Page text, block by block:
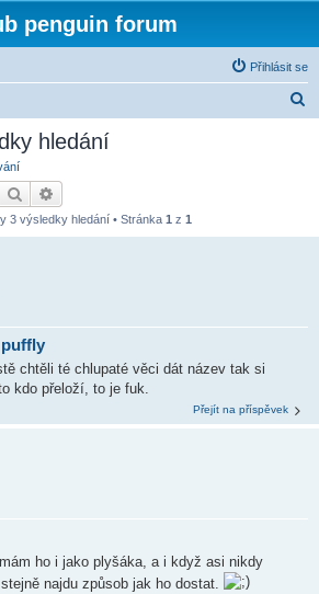
penguin forum
Přihlásit se
hledání
Hledat
3 výsledky hledání • Stránka 1 z 1
puffly
chtěli té chlupaté věci dát název tak si
kdo přeloží, to je fuk.
Přejít na příspěvek
ho i jako plyšáka, a i když asi nikdy
najdu způsob jak ho dostat.